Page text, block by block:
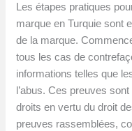
Les étapes pratiques
marque en Turquie sont
de la marque.
tous les cas de
informations telles que
l’abus. Ces preuves
droits en vertu du droit
preuves rassemblées,